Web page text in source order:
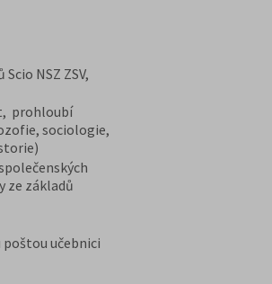
NSZ ZSV,
prohloubí
sociologie,
ze základů
učebnici